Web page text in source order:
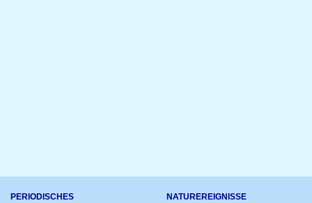
PERIODISCHES NATUREREIGNISSE